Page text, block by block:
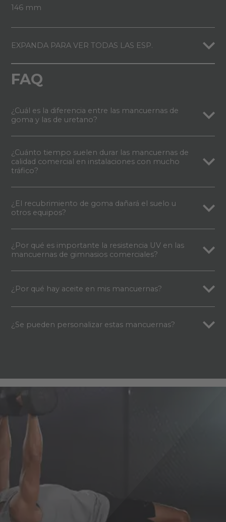
146 mm
EXPANDA PARA VER TODAS LAS ESP.
FAQ
¿Cuál es la diferencia entre las mancuernas de
goma y las de uretano?
¿Cuánto tiempo suelen durar las mancuernas de
calidad comercial en instalaciones con mucho
tráfico?
¿El recubrimiento de goma dañará el suelo u
otros equipos?
¿Por qué es importante la resistencia UV en las
mancuernas de gimnasios comerciales?
¿Por qué hay aceite en mis mancuernas?
¿Se pueden personalizar estas mancuernas?